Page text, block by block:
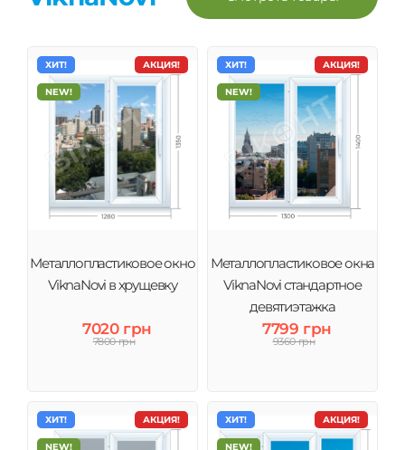
АКЦИЯ!
ХИТ!
NEW!
Металлопластиковое окно
ViknaNovi в хрущевку
7020 грн
7800 грн
АКЦИЯ!
ХИТ!
NEW!
Металлопластиковое окна
ViknaNovi стандартное
девятиэтажка
7799 грн
9360 грн
АКЦИЯ!
ХИТ!
NEW!
АКЦИЯ!
ХИТ!
NEW!